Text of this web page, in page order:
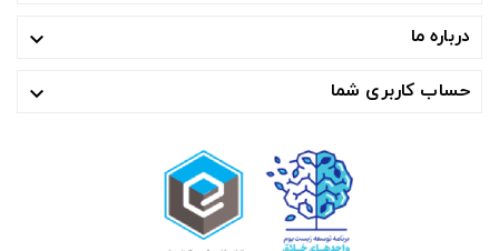
درباره ما 
حساب کاربری شما 